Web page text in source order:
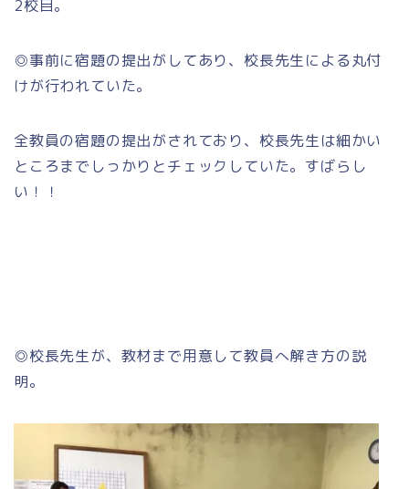
2校目。
◎事前に宿題の提出がしてあり、校長先生による丸付
けが行われていた。
全教員の宿題の提出がされており、校長先生は細かい
ところまでしっかりとチェックしていた。すばらし
い！！
◎校長先生が、教材まで用意して教員へ解き方の説
明。